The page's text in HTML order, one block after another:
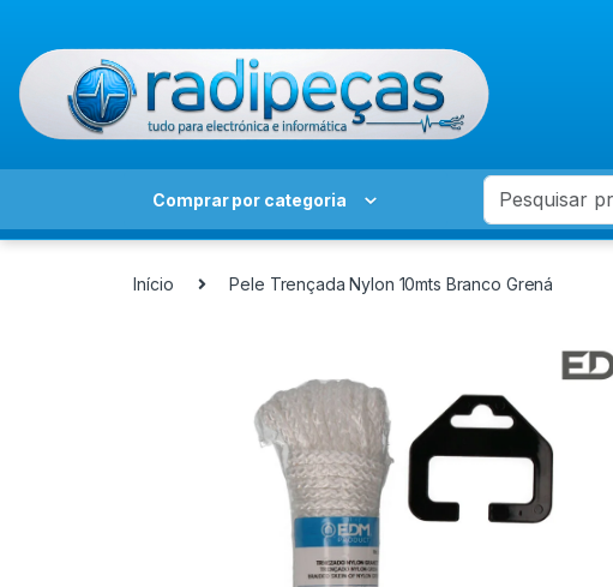
Comprar por categoria
Search for:
Início Pele Trençada Nylon 10mts Branco Grená